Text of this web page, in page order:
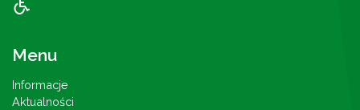
Menu
Informacje
Aktualności